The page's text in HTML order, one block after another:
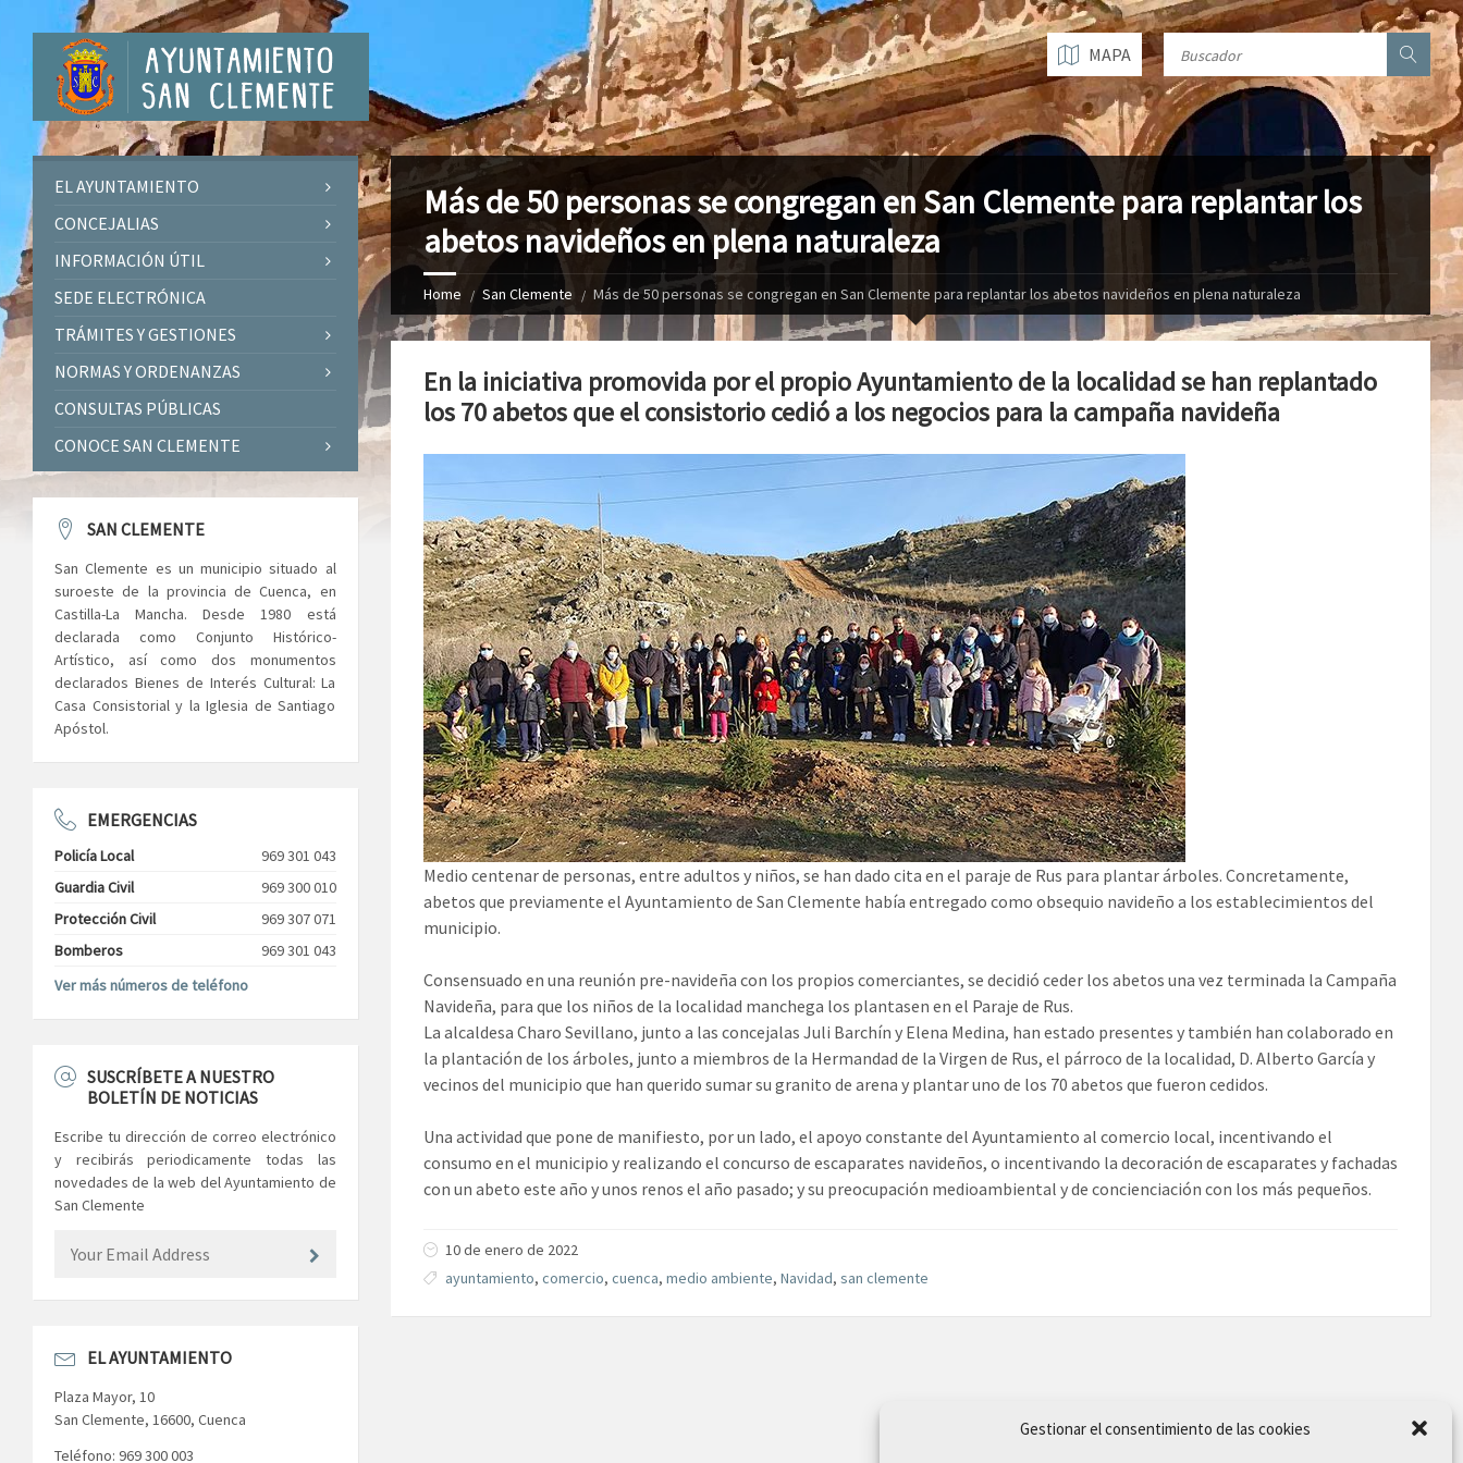
Gestionar el consentimiento de las cookies
MAPA
Más de 50 personas se congregan en San Clemente para replantar los
abetos navideños en plena naturaleza
Home San Clemente Más de 50 personas se congregan en San Clemente para replantar los abetos navideños en plena naturaleza
En la iniciativa promovida por el propio Ayuntamiento de la localidad se han replantado
los 70 abetos que el consistorio cedió a los negocios para la campaña navideña
Medio centenar de personas, entre adultos y niños, se han dado cita en el paraje de Rus para plantar árboles. Concretamente,
abetos que previamente el Ayuntamiento de San Clemente había entregado como obsequio navideño a los establecimientos del
municipio.
Consensuado en una reunión pre-navideña con los propios comerciantes, se decidió ceder los abetos una vez terminada la Campaña
Navideña, para que los niños de la localidad manchega los plantasen en el Paraje de Rus.
La alcaldesa Charo Sevillano, junto a las concejalas Juli Barchín y Elena Medina, han estado presentes y también han colaborado en
la plantación de los árboles, junto a miembros de la Hermandad de la Virgen de Rus, el párroco de la localidad, D. Alberto García y
vecinos del municipio que han querido sumar su granito de arena y plantar uno de los 70 abetos que fueron cedidos.
Una actividad que pone de manifiesto, por un lado, el apoyo constante del Ayuntamiento al comercio local, incentivando el
consumo en el municipio y realizando el concurso de escaparates navideños, o incentivando la decoración de escaparates y fachadas
con un abeto este año y unos renos el año pasado; y su preocupación medioambiental y de concienciación con los más pequeños.
10 de enero de 2022
ayuntamiento, comercio, cuenca, medio ambiente, Navidad, san clemente
EL AYUNTAMIENTO
CONCEJALIAS
INFORMACIÓN ÚTIL
SEDE ELECTRÓNICA
TRÁMITES Y GESTIONES
NORMAS Y ORDENANZAS
CONSULTAS PÚBLICAS
CONOCE SAN CLEMENTE
SAN CLEMENTE
San Clemente es un municipio situado al
suroeste de la provincia de Cuenca, en
Castilla-La Mancha. Desde 1980 está
declarada como Conjunto Histórico-
Artístico, así como dos monumentos
declarados Bienes de Interés Cultural: La
Casa Consistorial y la Iglesia de Santiago
Apóstol.
EMERGENCIAS
Policía Local
969 301 043
Guardia Civil
969 300 010
Protección Civil
969 307 071
Bomberos
969 301 043
Ver más números de teléfono
SUSCRÍBETE A NUESTRO
BOLETÍN DE NOTICIAS
Escribe tu dirección de correo electrónico
y recibirás periodicamente todas las
novedades de la web del Ayuntamiento de
San Clemente
EL AYUNTAMIENTO
Plaza Mayor, 10
San Clemente, 16600, Cuenca
Teléfono: 969 300 003